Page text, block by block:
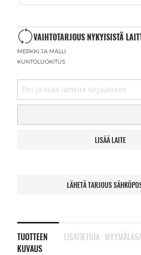
VAIHTOTARJOUS NYKYISISTÄ
MERKKI JA MALLI
KUNTOLUOKITUS
LISÄÄ LAITE
LÄHETÄ TARJOUS
TUOTTEEN
KUVAUS
LISÄTIETOJA